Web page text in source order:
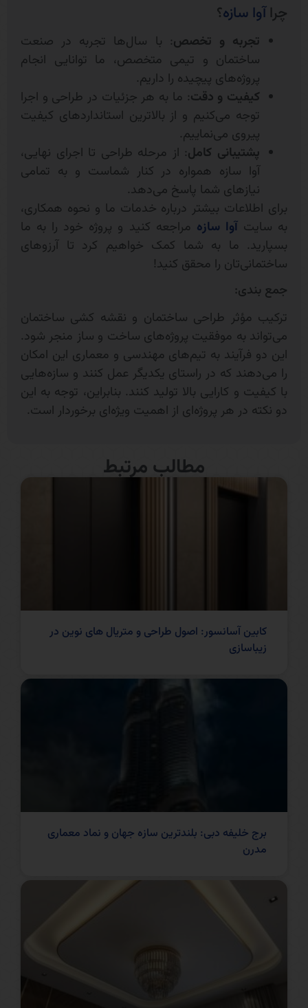
چراآوا سازه؟
تجربه و تخصص: با سال‌ها تجربه در صنعت
ساختمان و تیمی متخصص، ما توانایی انجام
پروژه‌های پیچیده را داریم.
کیفیت و دقت: ما به هر جزئیات در طراحی و اجرا
توجه می‌کنیم و از بالاترین استانداردهای کیفیت
پیروی می‌نماییم.
پشتیبانی کامل: از مرحله طراحی تا اجرای نهایی،
آوا سازه همواره در کنار شماست و به تمامی
نیازهای شما پاسخ می‌دهد.
برای اطلاعات بیشتر درباره خدمات ما و نحوه همکاری،
به سایتآوا سازه مراجعه کنید و پروژه خود را به ما
بسپارید. ما به شما کمک خواهیم کرد تا آرزوهای
ساختمانی‌تان را محقق کنید!
جمع بندی:
ترکیب مؤثر طراحی ساختمان و نقشه کشی ساختمان
می‌تواند به موفقیت پروژه‌های ساخت و ساز منجر شود.
این دو فرآیند به تیم‌های مهندسی و معماری این امکان
را می‌دهند که در راستای یکدیگر عمل کنند و سازه‌هایی
با کیفیت و کارایی بالا تولید کنند. بنابراین، توجه به این
دو نکته در هر پروژه‌ای از اهمیت ویژه‌ای برخوردار است.
مطالب مرتبط
کابین آسانسور: اصول طراحی و متریال های نوین در
زیباسازی
برج خلیفه دبی: بلندترین سازه جهان و نماد معماری
مدرن